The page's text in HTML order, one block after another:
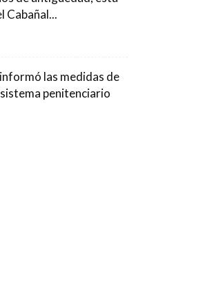
Cabañal...
las medidas de
penitenciario